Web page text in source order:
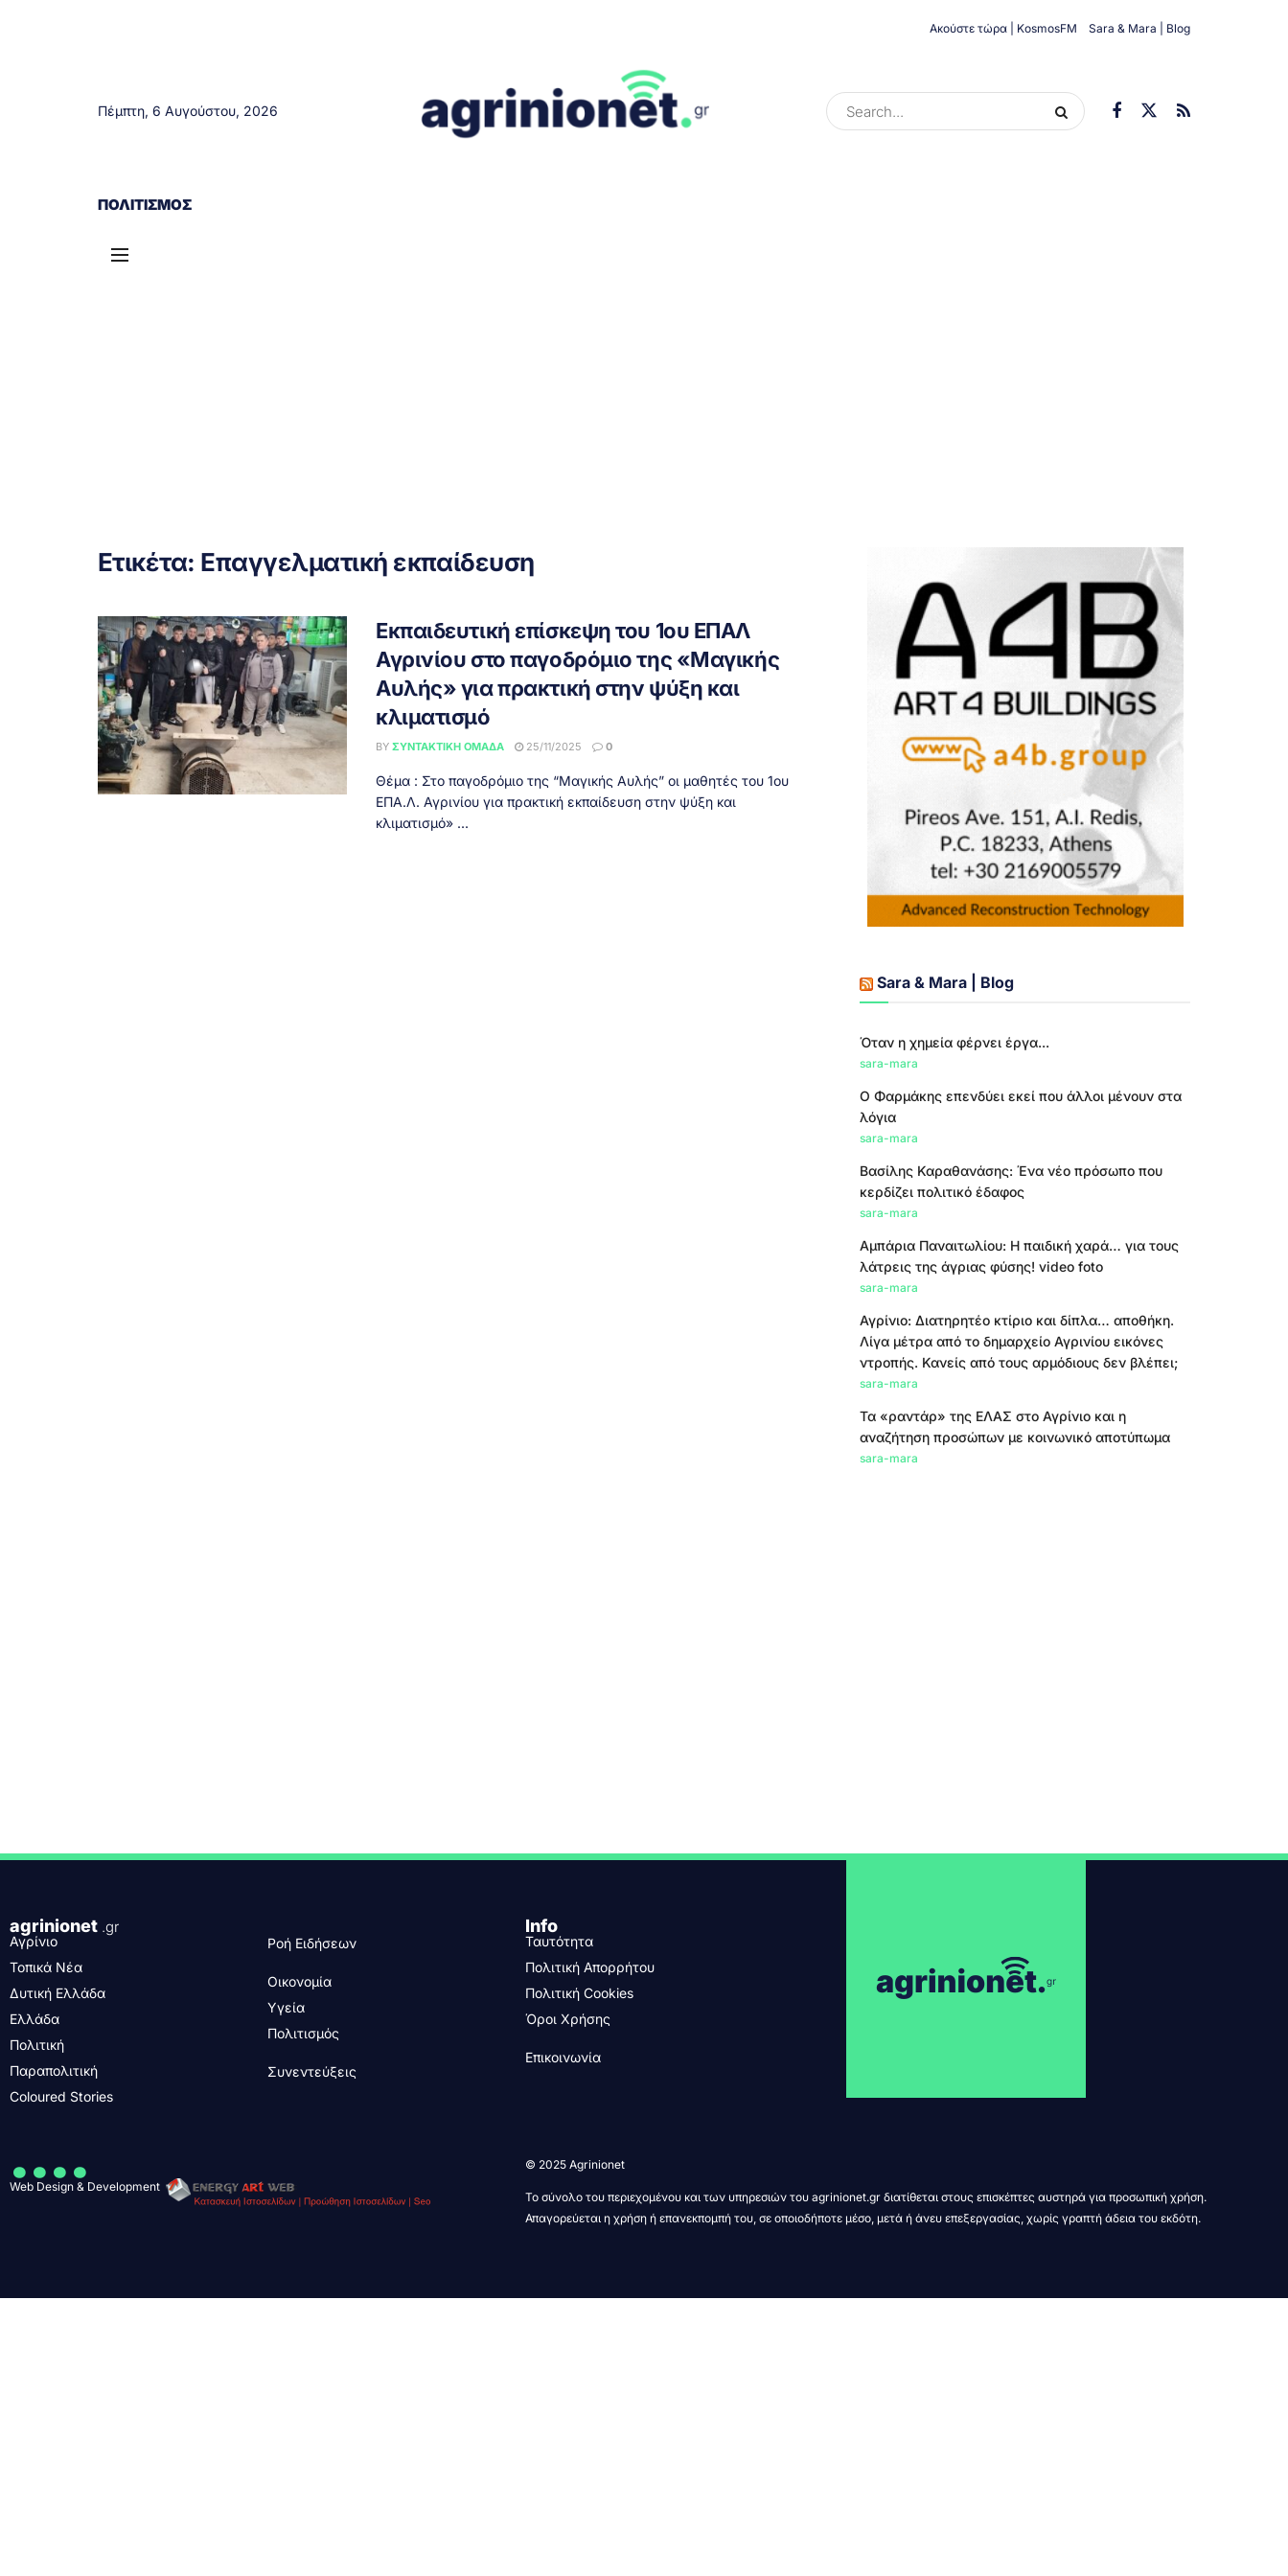
Ακούστε τώρα | KosmosFM Sara & Mara | Blog
Πέμπτη, 6 Αυγούστου, 2026
ΠΟΛΙΤΙΣΜΌΣ
Ετικέτα: Επαγγελματική εκπαίδευση
Εκπαιδευτική επίσκεψη του 1ου ΕΠΑΛ
Αγρινίου στο παγοδρόμιο της «Μαγικής
Αυλής» για πρακτική στην ψύξη και
κλιματισμό
BY ΣΥΝΤΑΚΤΙΚΉ ΟΜΆΔΑ 25/11/2025 0
Θέμα : Στο παγοδρόμιο της “Μαγικής Αυλής” οι μαθητές του 1ου
ΕΠΑ.Λ. Αγρινίου για πρακτική εκπαίδευση στην ψύξη και
κλιματισμό» ...
Sara & Mara | Blog
Όταν η χημεία φέρνει έργα...
sara-mara
Ο Φαρμάκης επενδύει εκεί που άλλοι μένουν στα
λόγια
sara-mara
Βασίλης Καραθανάσης: Ένα νέο πρόσωπο που
κερδίζει πολιτικό έδαφος
sara-mara
Αμπάρια Παναιτωλίου: Η παιδική χαρά… για τους
λάτρεις της άγριας φύσης! video foto
sara-mara
Αγρίνιο: Διατηρητέο κτίριο και δίπλα… αποθήκη.
Λίγα μέτρα από το δημαρχείο Αγρινίου εικόνες
ντροπής. Κανείς από τους αρμόδιους δεν βλέπει;
sara-mara
Τα «ραντάρ» της ΕΛΑΣ στο Αγρίνιο και η
αναζήτηση προσώπων με κοινωνικό αποτύπωμα
sara-mara
agrinionet .gr
Αγρίνιο
Τοπικά Νέα
Δυτική Ελλάδα
Ελλάδα
Πολιτική
Παραπολιτική
Coloured Stories
Ροή Ειδήσεων
Οικονομία
Υγεία
Πολιτισμός
Συνεντεύξεις
Info
Ταυτότητα
Πολιτική Απορρήτου
Πολιτική Cookies
Όροι Χρήσης
Επικοινωνία
....
Web Design & Development
© 2025 Agrinionet
Το σύνολο του περιεχομένου και των υπηρεσιών του agrinionet.gr διατίθεται στους επισκέπτες αυστηρά για προσωπική χρήση.
Απαγορεύεται η χρήση ή επανεκπομπή του, σε οποιοδήποτε μέσο, μετά ή άνευ επεξεργασίας, χωρίς γραπτή άδεια του εκδότη.